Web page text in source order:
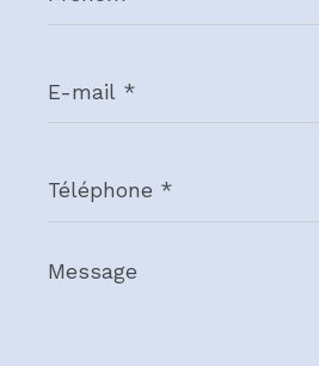
mail
*
*
Message
*